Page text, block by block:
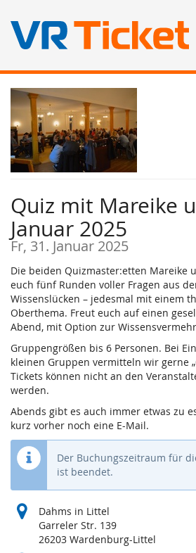
Zum
Haupt-
Inhalt
springen
Quiz mit Mareike
Januar 2025
Fr, 31. Januar 2025
Die beiden Quizmaster:etten Mareike
euch fünf Runden voller Fragen aus
Wissenslücken – jedesmal mit einem
Oberthema. Freut euch auf einen
Abend, mit Option zur
Gruppengrößen bis 6 Personen. Bei
kleinen Gruppen vermitteln wir gerne
Tickets können nicht an den
werden.
Abends gibt es auch immer etwas zu
kurz vorher noch eine E-Mail.
Der Buchungszeitraum für
ist beendet.
Dahms in Littel
Garreler Str. 139
26203 Wardenburg-Littel